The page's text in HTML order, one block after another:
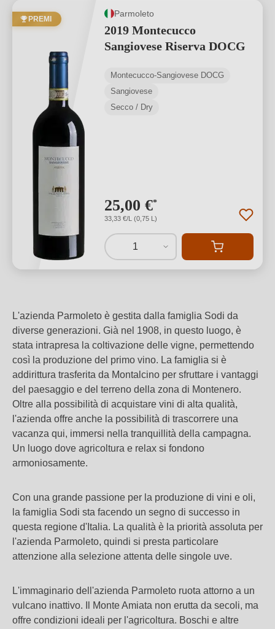
PREMI
Parmoleto
2019 Montecucco
Sangiovese Riserva DOCG
Montecucco-Sangiovese DOCG
Sangiovese
Secco / Dry
25,00 €*
33,33 €/L (0,75 L)
1
L'azienda Parmoleto è gestita dalla famiglia Sodi da
diverse generazioni. Già nel 1908, in questo luogo, è
stata intrapresa la coltivazione delle vigne, permettendo
così la produzione del primo vino. La famiglia si è
addirittura trasferita da Montalcino per sfruttare i vantaggi
del paesaggio e del terreno della zona di Montenero.
Oltre alla possibilità di acquistare vini di alta qualità,
l'azienda offre anche la possibilità di trascorrere una
vacanza qui, immersi nella tranquillità della campagna.
Un luogo dove agricoltura e relax si fondono
armoniosamente.
Con una grande passione per la produzione di vini e oli,
la famiglia Sodi sta facendo un segno di successo in
questa regione d'Italia. La qualità è la priorità assoluta per
l'azienda Parmoleto, quindi si presta particolare
attenzione alla selezione attenta delle singole uve.
L'immaginario dell'azienda Parmoleto ruota attorno a un
vulcano inattivo. Il Monte Amiata non erutta da secoli, ma
offre condizioni ideali per l'agricoltura. Boschi e altre